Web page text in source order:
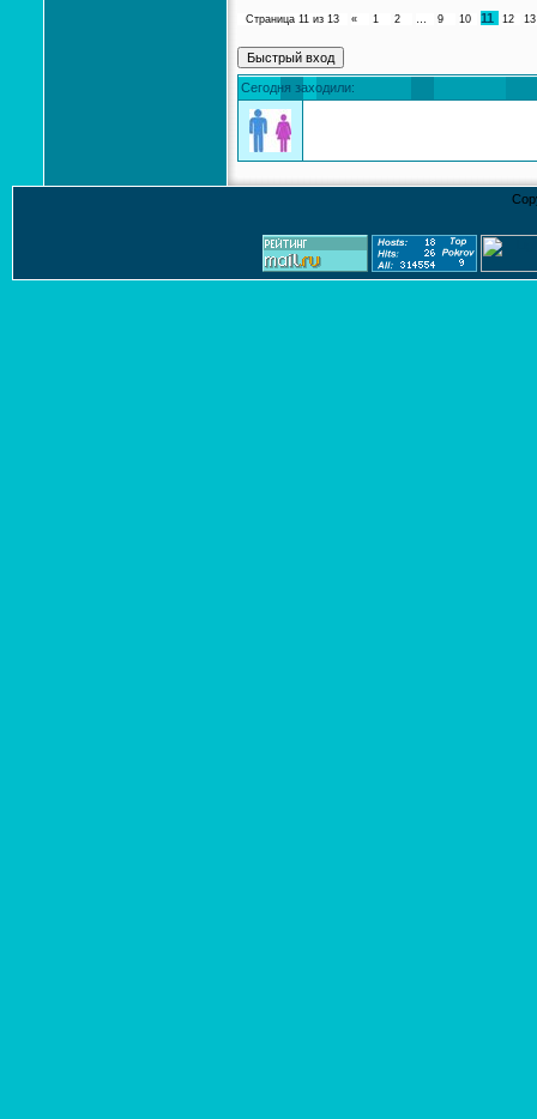
Страница 11 из 13 « 1 2 … 9 10 11 12 13
Сегодня заходили: